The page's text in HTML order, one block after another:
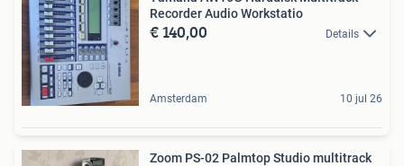
Recorder Audio Workstatio
€ 140,00 Details
Amsterdam 10 jul 26
Zoom PS-02 Palmtop Studio multitrack